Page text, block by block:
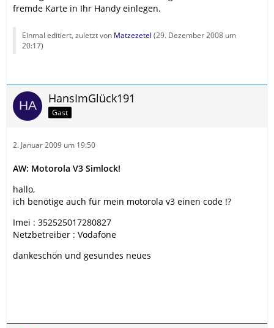
fremde Karte in Ihr Handy einlegen.
Einmal editiert, zuletzt von Matzezetel (29. Dezember 2008 um
20:17)
HansImGlück191
Gast
2. Januar 2009 um 19:50
AW: Motorola V3 Simlock!
hallo,
ich benötige auch für mein motorola v3 einen code !?
Imei : 352525017280827
Netzbetreiber : Vodafone
dankeschön und gesundes neues